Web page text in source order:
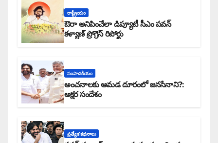
రాష్ట్రీయం
ఔరా అనిపించేలా డిప్యూటీ సీఎం పవన్
కళ్యాణ్ ప్రోగ్రెస్ రిపోర్టు
సంపాదకీయం
అంచనాలకు ఆమడ దూరంలో జనసేనాని?:
అక్షర సందేశం
ప్రత్యేక కధనాలు